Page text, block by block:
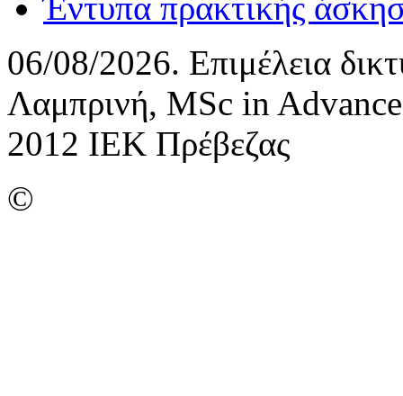
Έντυπα πρακτικής
06/08/2026. Επιμέλεια
Λαμπρινή, MSc in
2012 ΙΕΚ Πρέβεζας
©